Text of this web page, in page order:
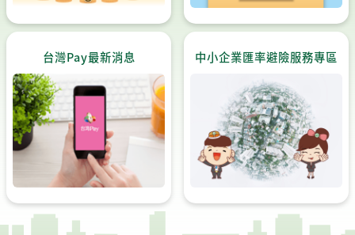
台灣Pay最新消息 中小企業匯率避險服務專區